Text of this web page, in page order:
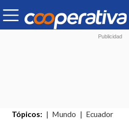
Tópicos: Mundo Ecuador